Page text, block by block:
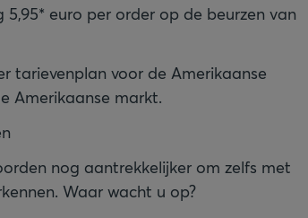
euro per order op de beurzen van
tarievenplan voor de Amerikaanse
Amerikaanse markt.
nog aantrekkelijker om zelfs met
Waar wacht u op?